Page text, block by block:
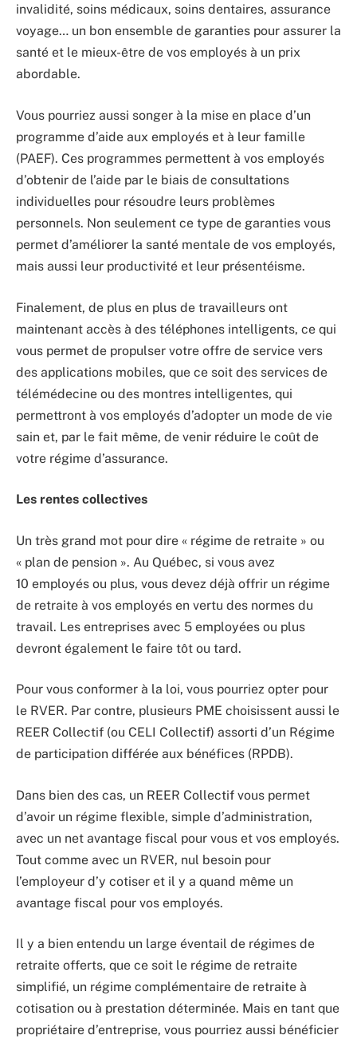
invalidité, soins médicaux, soins dentaires, assurance
voyage… un bon ensemble de garanties pour assurer la
santé et le mieux-être de vos employés à un prix
abordable.
Vous pourriez aussi songer à la mise en place d’un
programme d’aide aux employés et à leur famille
(PAEF). Ces programmes permettent à vos employés
d’obtenir de l’aide par le biais de consultations
individuelles pour résoudre leurs problèmes
personnels. Non seulement ce type de garanties vous
permet d’améliorer la santé mentale de vos employés,
mais aussi leur productivité et leur présentéisme.
Finalement, de plus en plus de travailleurs ont
maintenant accès à des téléphones intelligents, ce qui
vous permet de propulser votre offre de service vers
des applications mobiles, que ce soit des services de
télémédecine ou des montres intelligentes, qui
permettront à vos employés d’adopter un mode de vie
sain et, par le fait même, de venir réduire le coût de
votre régime d’assurance.
Les rentes collectives
Un très grand mot pour dire « régime de retraite » ou
« plan de pension ». Au Québec, si vous avez
10 employés ou plus, vous devez déjà offrir un régime
de retraite à vos employés en vertu des normes du
travail. Les entreprises avec 5 employées ou plus
devront également le faire tôt ou tard.
Pour vous conformer à la loi, vous pourriez opter pour
le RVER. Par contre, plusieurs PME choisissent aussi le
REER Collectif (ou CELI Collectif) assorti d’un Régime
de participation différée aux bénéfices (RPDB).
Dans bien des cas, un REER Collectif vous permet
d’avoir un régime flexible, simple d’administration,
avec un net avantage fiscal pour vous et vos employés.
Tout comme avec un RVER, nul besoin pour
l’employeur d’y cotiser et il y a quand même un
avantage fiscal pour vos employés.
Il y a bien entendu un large éventail de régimes de
retraite offerts, que ce soit le régime de retraite
simplifié, un régime complémentaire de retraite à
cotisation ou à prestation déterminée. Mais en tant que
propriétaire d’entreprise, vous pourriez aussi bénéficier